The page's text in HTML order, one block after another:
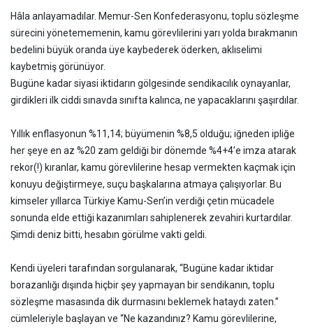
Hâla anlayamadılar. Memur-Sen Konfederasyonu, toplu sözleşme
sürecini yönetememenin, kamu görevlilerini yarı yolda bırakmanın
bedelini büyük oranda üye kaybederek öderken, aklıselimi
kaybetmiş görünüyor.
Bugüne kadar siyasi iktidarın gölgesinde sendikacılık oynayanlar,
girdikleri ilk ciddi sınavda sınıfta kalınca, ne yapacaklarını şaşırdılar.
Yıllık enflasyonun %11,14; büyümenin %8,5 olduğu; iğneden ipliğe
her şeye en az %20 zam geldiği bir dönemde %4+4’e imza atarak
rekor(!) kıranlar, kamu görevlilerine hesap vermekten kaçmak için
konuyu değiştirmeye, suçu başkalarına atmaya çalışıyorlar. Bu
kimseler yıllarca Türkiye Kamu-Sen’in verdiği çetin mücadele
sonunda elde ettiği kazanımları sahiplenerek zevahiri kurtardılar.
Şimdi deniz bitti, hesabın görülme vakti geldi.
Kendi üyeleri tarafından sorgulanarak, “Bugüne kadar iktidar
borazanlığı dışında hiçbir şey yapmayan bir sendikanın, toplu
sözleşme masasında dik durmasını beklemek hataydı zaten.”
cümleleriyle başlayan ve “Ne kazandınız? Kamu görevlilerine,